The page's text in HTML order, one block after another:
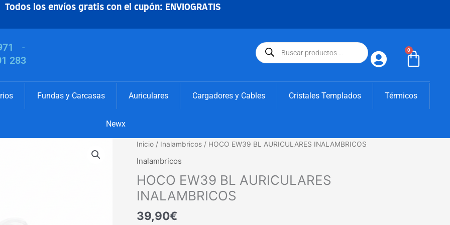
Todos los envíos gratis con el cupón: ENVIOGRATIS
-
283
Búsqueda
de
productos
0
Fundas y Carcasas Auriculares Cargadores y Cables Cristales Templados Térmicos
Newx
Inicio / Inalambricos / HOCO EW39 BL AURICULARES INALAMBRICOS
Inalambricos
HOCO EW39 BL AURICULARES
INALAMBRICOS
39,90€
HOCO
AURICULARES
INALAMBRICOS